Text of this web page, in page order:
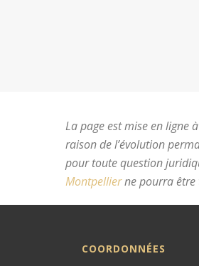
La page est mise en ligne
raison de l’évolution
pour toute question
Montpellierne pourra être
COORDONNÉES